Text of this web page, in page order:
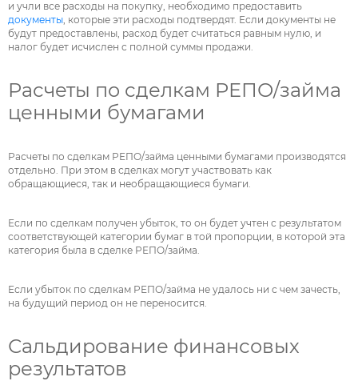
и учли все расходы на покупку, необходимо предоставить
документы , которые эти расходы подтвердят. Если документы не
будут предоставлены, расход будет считаться равным нулю, и
налог будет исчислен с полной суммы продажи.
Расчеты по сделкам РЕПО/займа
ценными бумагами
Расчеты по сделкам РЕПО/займа ценными бумагами производятся
отдельно. При этом в сделках могут участвовать как
обращающиеся, так и необращающиеся бумаги.
Если по сделкам получен убыток, то он будет учтен с результатом
соответствующей категории бумаг в той пропорции, в которой эта
категория была в сделке РЕПО/займа.
Если убыток по сделкам РЕПО/займа не удалось ни с чем зачесть,
на будущий период он не переносится.
Сальдирование финансовых
результатов